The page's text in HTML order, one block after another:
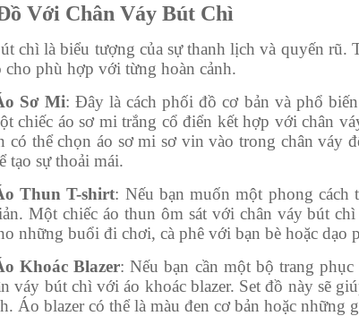
Với Chân Váy Bút Chì
chì là biểu tượng của sự thanh lịch và quyến rũ.
cho phù hợp với từng hoàn cảnh.
Sơ Mi: Đây là cách phối đồ cơ bản và phổ
chiếc áo sơ mi trắng cổ điển kết hợp với chân
có thể chọn áo sơ mi sơ vin vào trong chân váy
tạo sự thoải mái.
Thun T-shirt: Nếu bạn muốn một phong
Một chiếc áo thun ôm sát với chân váy bút
những buổi đi chơi, cà phê với bạn bè hoặc dạo
Khoác Blazer: Nếu bạn cần một bộ trang
váy bút chì với áo khoác blazer. Set đồ này sẽ
Áo blazer có thể là màu đen cơ bản hoặc những